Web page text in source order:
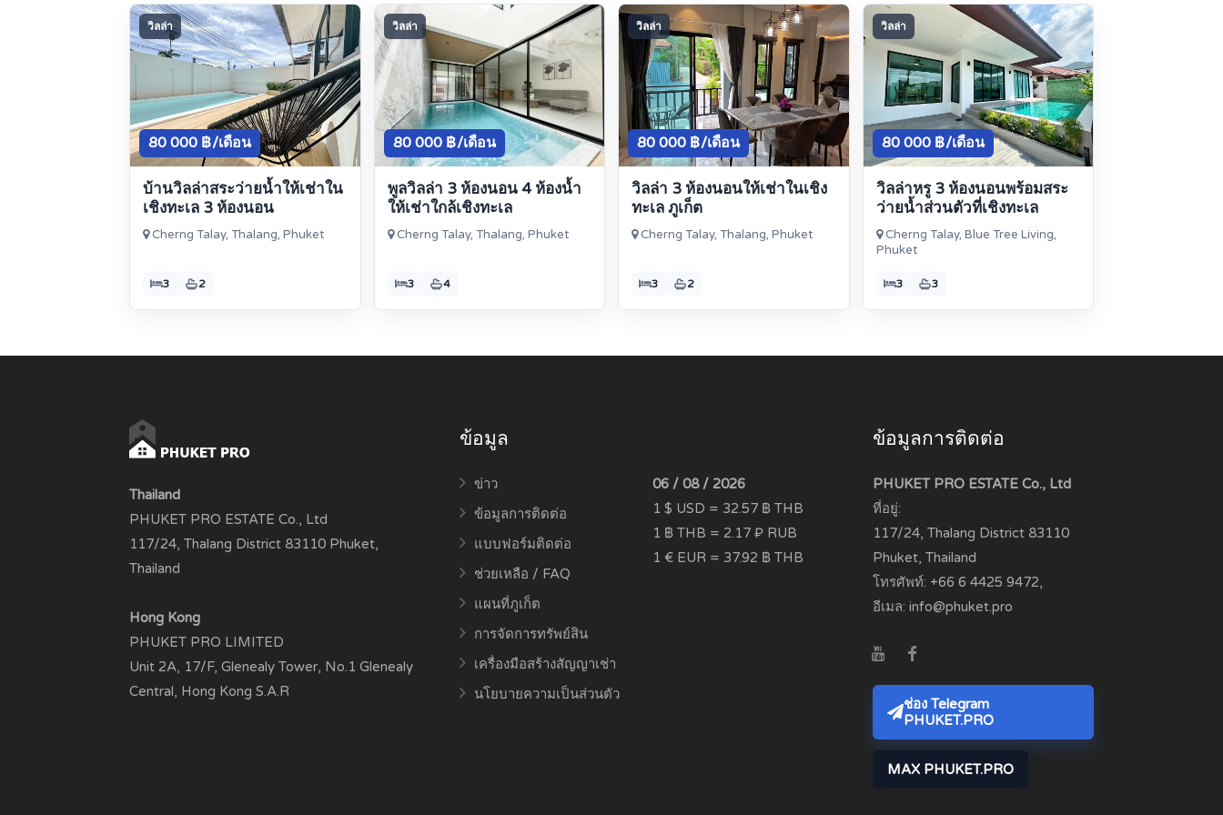
วิลล่า
80 000 ฿/เดือน
บ้านวิลล่าสระว่ายน้ำให้เช่าใน
เชิงทะเล 3 ห้องนอน
Cherng Talay, Thalang, Phuket
3 2
วิลล่า
80 000 ฿/เดือน
พูลวิลล่า 3 ห้องนอน 4 ห้องน้ำ
ให้เช่าใกล้เชิงทะเล
Cherng Talay, Thalang, Phuket
3 4
วิลล่า
80 000 ฿/เดือน
วิลล่า 3 ห้องนอนให้เช่าในเชิง
ทะเล ภูเก็ต
Cherng Talay, Thalang, Phuket
3 2
วิลล่า
80 000 ฿/เดือน
วิลล่าหรู 3 ห้องนอนพร้อมสระ
ว่ายน้ำส่วนตัวที่เชิงทะเล
Cherng Talay, Blue Tree Living,
Phuket
3 3
Thailand
PHUKET PRO ESTATE Co., Ltd
117/24, Thalang District 83110 Phuket,
Thailand
Hong Kong
PHUKET PRO LIMITED
Unit 2A, 17/F, Glenealy Tower, No.1 Glenealy
Central, Hong Kong S.A.R
ข้อมูล
ข่าว
ข้อมูลการติดต่อ
แบบฟอร์มติดต่อ
ช่วยเหลือ / FAQ
แผนที่ภูเก็ต
การจัดการทรัพย์สิน
เครื่องมือสร้างสัญญาเช่า
นโยบายความเป็นส่วนตัว
06 / 08 / 2026
1 $ USD = 32.57 ฿ THB
1 ฿ THB = 2.17 ₽ RUB
1 € EUR = 37.92 ฿ THB
ข้อมูลการติดต่อ
PHUKET PRO ESTATE Co., Ltd
ที่อยู่:
117/24, Thalang District 83110
Phuket, Thailand
โทรศัพท์:+66 6 4425 9472,
อีเมล:info@phuket.pro
ช่อง Telegram
PHUKET.PRO
MAX PHUKET.PRO